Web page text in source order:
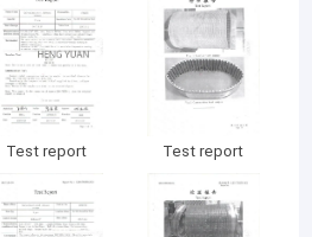
Test report Test report